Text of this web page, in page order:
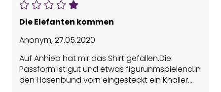
Die Elefanten kommen
Anonym,27.05.2020
Auf Anhieb hat mir das Shirt gefallen.Die
Passform ist gut und etwas figurunmspielend.In
den Hosenbund vorn eingesteckt ein Knaller.